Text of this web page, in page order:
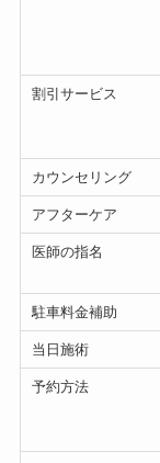
割引サービス
カウンセリング
アフターケア
医師の指名
駐車料金補助
当日施術
予約方法